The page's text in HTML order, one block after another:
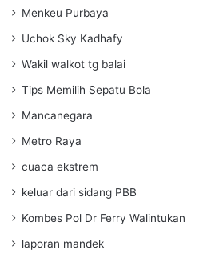
Menkeu Purbaya
Uchok Sky Kadhafy
Wakil walkot tg balai
Tips Memilih Sepatu Bola
Mancanegara
Metro Raya
cuaca ekstrem
keluar dari sidang PBB
Kombes Pol Dr Ferry Walintukan
laporan mandek